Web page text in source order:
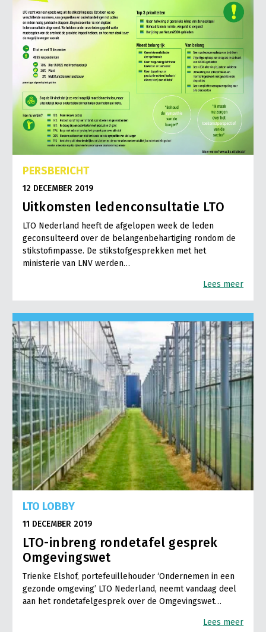
PERSBERICHT
12 DECEMBER 2019
Uitkomsten ledenconsultatie LTO
LTO Nederland heeft de afgelopen week de leden
geconsulteerd over de belangenbehartiging rondom de
stikstofimpasse. De stikstofgesprekken met het
ministerie van LNV werden…
Lees meer
LTO LOBBY
11 DECEMBER 2019
LTO-inbreng rondetafel gesprek
Omgevingswet
Trienke Elshof, portefeuillehouder ‘Ondernemen in een
gezonde omgeving’ LTO Nederland, neemt vandaag deel
aan het rondetafelgesprek over de Omgevingswet…
Lees meer